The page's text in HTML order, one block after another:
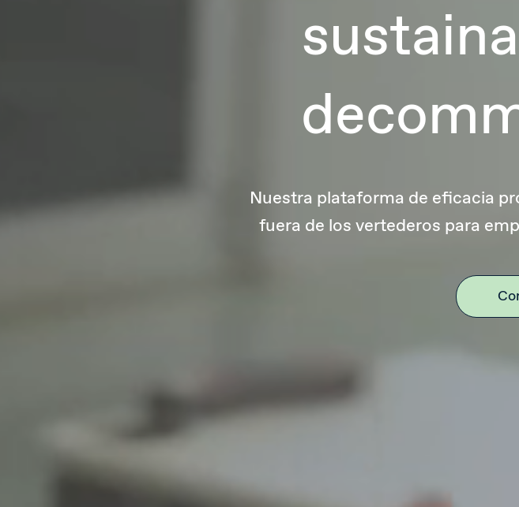
Nuestra plataforma de eficacia
fuera de los vertederos para